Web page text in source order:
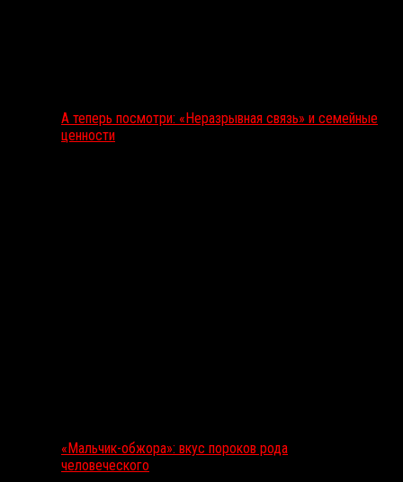
А теперь посмотри: «Неразрывная связь» и семейные
ценности
«Мальчик-обжора»: вкус пороков рода
человеческого